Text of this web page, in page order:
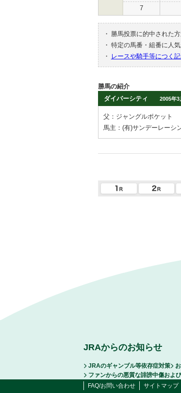
7
・ 勝馬投票に的中された
・ 特定の馬番・組番に人
・
レースや騎手等につく
勝馬の紹介
ダイバーシティ
2005年3
父：ジャングルポケット
馬主：(有)サンデーレーシ
JRAからのお知らせ
JRAのギャンブル等依存症対策
ファンからの悪質な誹謗中傷およ
FAQ/お問い合わせ
サイトマップ